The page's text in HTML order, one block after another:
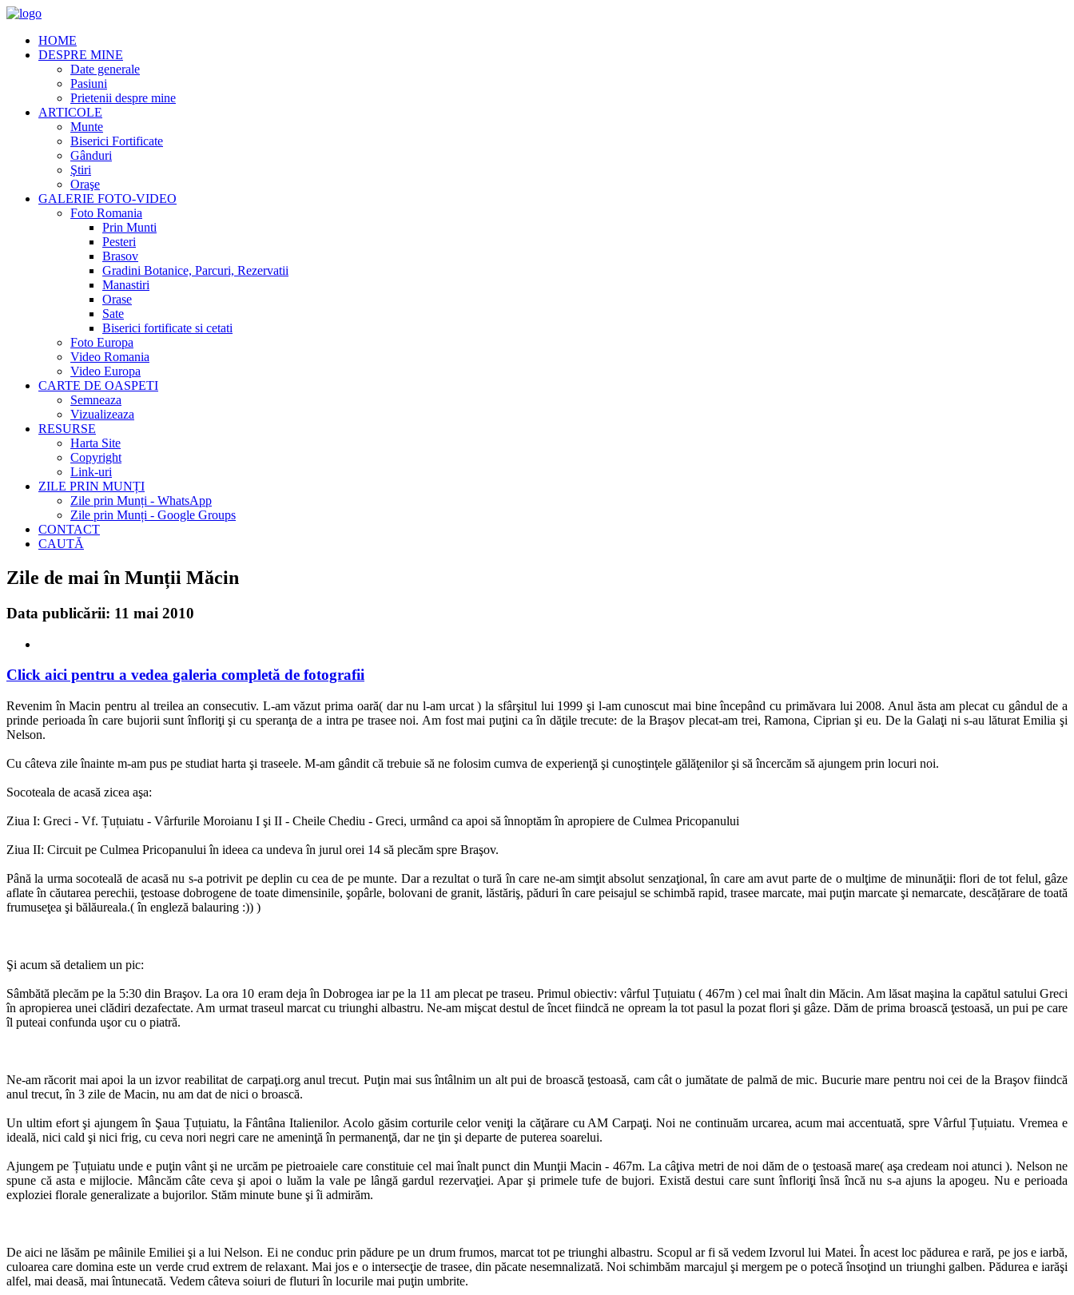
HOME
DESPRE MINE
Date generale
Pasiuni
Prietenii despre mine
ARTICOLE
Munte
Biserici Fortificate
Gânduri
Ştiri
Oraşe
GALERIE FOTO-VIDEO
Foto Romania
Prin Munti
Pesteri
Brasov
Gradini Botanice, Parcuri, Rezervatii
Manastiri
Orase
Sate
Biserici fortificate si cetati
Foto Europa
Video Romania
Video Europa
CARTE DE OASPETI
Semneaza
Vizualizeaza
RESURSE
Harta Site
Copyright
Link-uri
ZILE PRIN MUNȚI
Zile prin Munți - WhatsApp
Zile prin Munți - Google Groups
CONTACT
CAUTĂ
Zile de mai în Munții Măcin
Data publicării: 11 mai 2010
Click aici pentru a vedea galeria completă de fotografii
Revenim în Macin pentru al treilea an consecutiv. L-am văzut prima oară( dar nu l-am urcat ) la sfârşitul lui 1999 şi l-am cunoscut mai bine începând cu primăvara lui 2008. Anul ăsta am plecat cu gândul de a
prinde perioada în care bujorii sunt înfloriţi şi cu speranţa de a intra pe trasee noi. Am fost mai puţini ca în dăţile trecute: de la Braşov plecat-am trei, Ramona, Ciprian şi eu. De la Galaţi ni s-au lăturat Emilia şi
Nelson.
Cu câteva zile înainte m-am pus pe studiat harta şi traseele. M-am gândit că trebuie să ne folosim cumva de experienţă şi cunoştinţele gălăţenilor şi să încercăm să ajungem prin locuri noi.
Socoteala de acasă zicea aşa:
Ziua I: Greci - Vf. Țuțuiatu - Vârfurile Moroianu I şi II - Cheile Chediu - Greci, urmând ca apoi să înnoptăm în apropiere de Culmea Pricopanului
Ziua II: Circuit pe Culmea Pricopanului în ideea ca undeva în jurul orei 14 să plecăm spre Braşov.
Până la urma socoteală de acasă nu s-a potrivit pe deplin cu cea de pe munte. Dar a rezultat o tură în care ne-am simţit absolut senzaţional, în care am avut parte de o mulţime de minunăţii: flori de tot felul, gâze
aflate în căutarea perechii, ţestoase dobrogene de toate dimensinile, şopârle, bolovani de granit, lăstăriş, păduri în care peisajul se schimbă rapid, trasee marcate, mai puţin marcate şi nemarcate, descățărare de toată
frumuseţea şi bălăureala.( în engleză balauring :)) )
Şi acum să detaliem un pic:
Sâmbătă plecăm pe la 5:30 din Braşov. La ora 10 eram deja în Dobrogea iar pe la 11 am plecat pe traseu. Primul obiectiv: vârful Țuțuiatu ( 467m ) cel mai înalt din Măcin. Am lăsat maşina la capătul satului Greci
în apropierea unei clădiri dezafectate. Am urmat traseul marcat cu triunghi albastru. Ne-am mişcat destul de încet fiindcă ne opream la tot pasul la pozat flori şi gâze. Dăm de prima broască ţestoasă, un pui pe care
îl puteai confunda uşor cu o piatră.
Ne-am răcorit mai apoi la un izvor reabilitat de carpaţi.org anul trecut. Puţin mai sus întâlnim un alt pui de broască ţestoasă, cam cât o jumătate de palmă de mic. Bucurie mare pentru noi cei de la Braşov fiindcă
anul trecut, în 3 zile de Macin, nu am dat de nici o broască.
Un ultim efort şi ajungem în Şaua Țuțuiatu, la Fântâna Italienilor. Acolo găsim corturile celor veniţi la căţărare cu AM Carpaţi. Noi ne continuăm urcarea, acum mai accentuată, spre Vârful Țuțuiatu. Vremea e
ideală, nici cald şi nici frig, cu ceva nori negri care ne ameninţă în permanenţă, dar ne ţin şi departe de puterea soarelui.
Ajungem pe Țuțuiatu unde e puţin vânt şi ne urcăm pe pietroaiele care constituie cel mai înalt punct din Munţii Macin - 467m. La câţiva metri de noi dăm de o ţestoasă mare( aşa credeam noi atunci ). Nelson ne
spune că asta e mijlocie. Mâncăm câte ceva şi apoi o luăm la vale pe lângă gardul rezervaţiei. Apar şi primele tufe de bujori. Există destui care sunt înfloriţi însă încă nu s-a ajuns la apogeu. Nu e perioada
exploziei florale generalizate a bujorilor. Stăm minute bune şi îi admirăm.
De aici ne lăsăm pe mâinile Emiliei şi a lui Nelson. Ei ne conduc prin pădure pe un drum frumos, marcat tot pe triunghi albastru. Scopul ar fi să vedem Izvorul lui Matei. În acest loc pădurea e rară, pe jos e iarbă,
culoarea care domina este un verde crud extrem de relaxant. Mai jos e o intersecţie de trasee, din păcate nesemnalizată. Noi schimbăm marcajul şi mergem pe o potecă însoţind un triunghi galben. Pădurea e iarăşi
alfel, mai deasă, mai întunecată. Vedem câteva soiuri de fluturi în locurile mai puţin umbrite.